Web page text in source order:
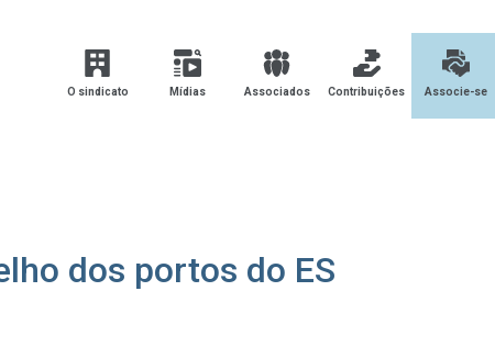
O sindicato Mídias Associados Contribuições Associe-se
dos portos do ES